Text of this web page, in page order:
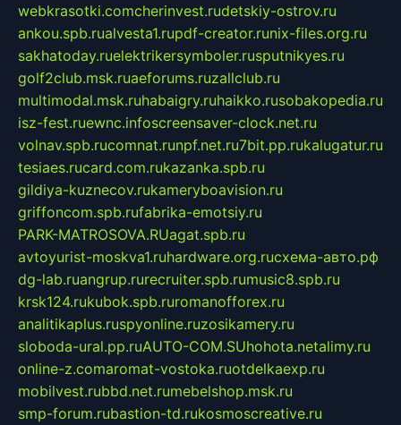
webkrasotki.comcherinvest.rudetskiy-ostrov.ru
ankou.spb.rualvesta1.rupdf-creator.runix-files.org.ru
sakhatoday.ruelektrikersymboler.rusputnikyes.ru
golf2club.msk.ruaeforums.ruzallclub.ru
multimodal.msk.ruhabaigry.ruhaikko.rusobakopedia.ru
isz-fest.ruewnc.infoscreensaver-clock.net.ru
volnav.spb.rucomnat.runpf.net.ru7bit.pp.rukalugatur.ru
tesiaes.rucard.com.rukazanka.spb.ru
gildiya-kuznecov.rukameryboavision.ru
griffoncom.spb.rufabrika-emotsiy.ru
PARK-MATROSOVA.RUagat.spb.ru
avtoyurist-moskva1.ruhardware.org.ruсхема-авто.рф
dg-lab.ruangrup.rurecruiter.spb.rumusic8.spb.ru
krsk124.rukubok.spb.ruromanofforex.ru
analitikaplus.ruspyonline.ruzosikamery.ru
sloboda-ural.pp.ruAUTO-COM.SUhohota.netalimy.ru
online-z.comaromat-vostoka.ruotdelkaexp.ru
mobilvest.rubbd.net.rumebelshop.msk.ru
smp-forum.rubastion-td.rukosmoscreative.ru